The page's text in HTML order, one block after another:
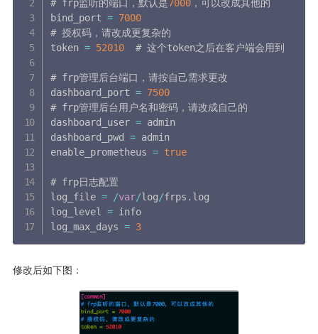
# frp监听的端口，默认是7000 ，可以改成其他的
bind_port = 7000
# 授权码，请改成更复杂的
token = 52010
  # 这个token之后在客户端会用到
# frp管理后台端口，请按自己需求更改
dashboard_port = 7500
# frp管理后台用户名和密码，请改成自己的
dashboard_user = admin
dashboard_pwd = admin
enable_prometheus = true
# frp日志配置
log_file = /var/log/frps . log
log_level = info
log_max_days = 3
修改后如下图：